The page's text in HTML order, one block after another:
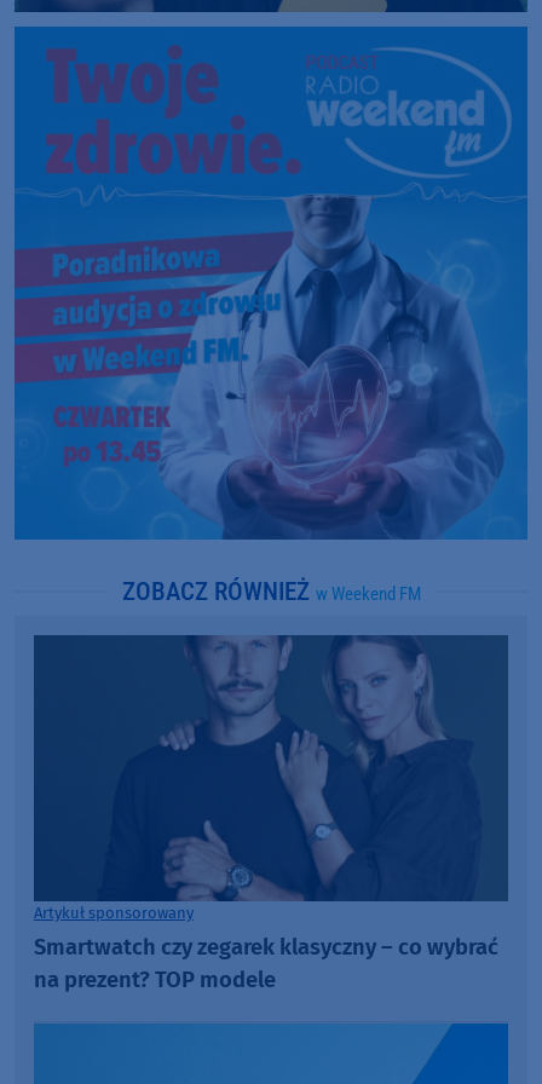
ZOBACZ RÓWNIEŻ w Weekend FM
Artykuł sponsorowany
Smartwatch czy zegarek klasyczny – co wybrać
na prezent? TOP modele